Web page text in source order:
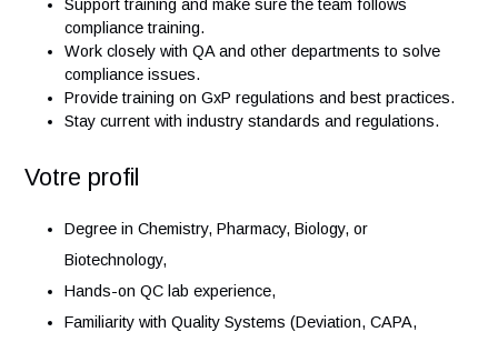
Write, review, and update procedures and quality
documents.
Stay informed on new regulatory updates that affect
Prepare for audits and communicate with auditors and
regulatory agencies.
Support training and make sure the team follows
compliance training.
Work closely with QA and other departments to solve
Provide training on GxP regulations and best
Stay current with industry standards and regulations.